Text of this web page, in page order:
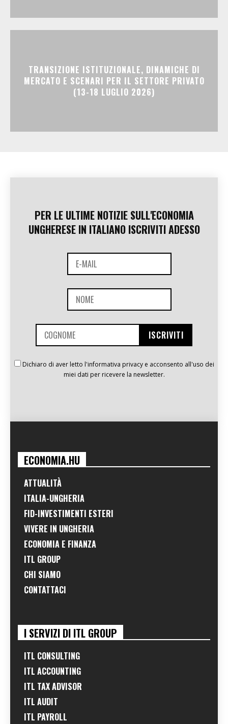
TRANSIZIONE ISTITUZIONALE, DINAMICHE DI
MERCATO E SCENARI PER IL SETTORE PRIVATO
(13-18 LUGLIO 2026)
PER LE ULTIME NOTIZIE SULL'ECONOMIA
UNGHERESE IN ITALIANO ISCRIVITI ADESSO
Dichiaro di aver letto l'informativa privacy e acconsento all'uso dei
miei dati per ricevere la newsletter.
ECONOMIA.HU
ATTUALITÀ
ITALIA-UNGHERIA
FID-INVESTIMENTI ESTERI
VIVERE IN UNGHERIA
ECONOMIA E FINANZA
ITL GROUP
CHI SIAMO
CONTATTACI
I SERVIZI DI ITL GROUP
ITL CONSULTING
ITL ACCOUNTING
ITL TAX ADVISOR
ITL AUDIT
ITL PAYROLL